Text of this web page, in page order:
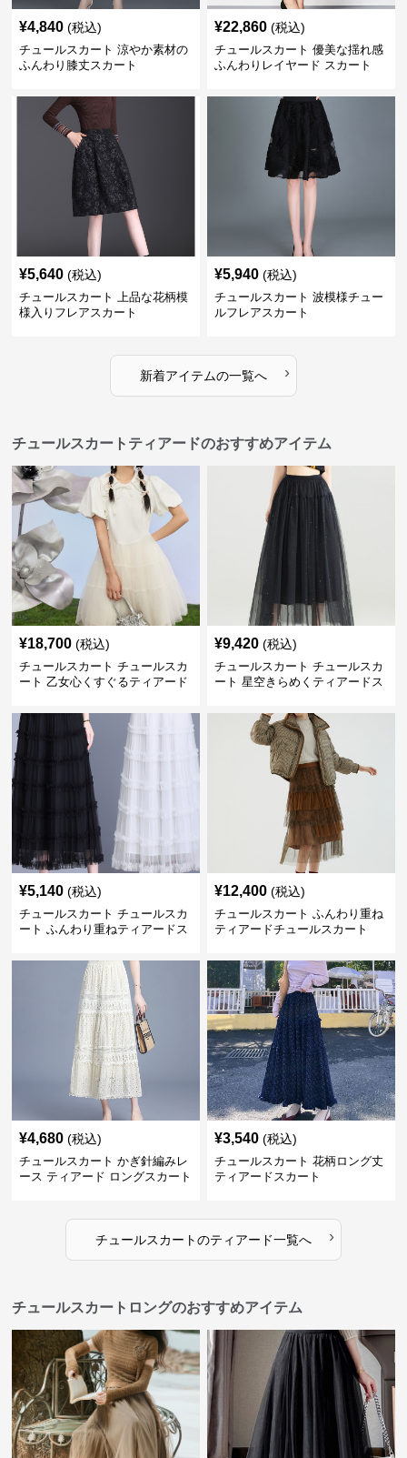
¥4,840 (税込)
チュールスカート 涼やか素材の
ふんわり膝丈スカート
¥22,860 (税込)
チュールスカート 優美な揺れ感
ふんわりレイヤード スカート
¥5,640 (税込)
チュールスカート 上品な花柄模
様入りフレアスカート
¥5,940 (税込)
チュールスカート 波模様チュー
ルフレアスカート
新着アイテムの一覧へ ›
チュールスカートティアードのおすすめアイテム
¥18,700 (税込)
チュールスカート チュールスカ
ート 乙女心くすぐるティアード
¥9,420 (税込)
チュールスカート チュールスカ
ート 星空きらめくティアードス
¥5,140 (税込)
チュールスカート チュールスカ
ート ふんわり重ねティアードス
¥12,400 (税込)
チュールスカート ふんわり重ね
ティアードチュールスカート
¥4,680 (税込)
チュールスカート かぎ針編みレ
ース ティアード ロングスカート
¥3,540 (税込)
チュールスカート 花柄ロング丈
ティアードスカート
チュールスカートのティアード一覧へ ›
チュールスカートロングのおすすめアイテム